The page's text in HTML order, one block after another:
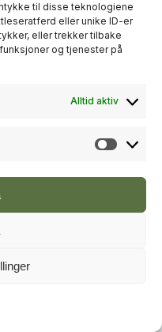
til disse teknologiene
eller unike ID-er
eller trekker tilbake
og tjenester på
Alltid aktiv
+ PLUSS
kvartal